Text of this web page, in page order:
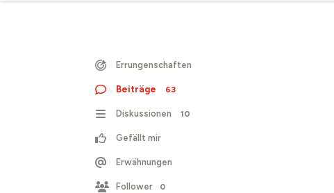
Errungenschaften
Beiträge 63
Diskussionen 10
Gefällt mir
Erwähnungen
Follower 0